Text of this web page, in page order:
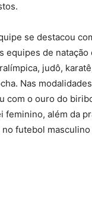
se destacou
equipes de natação
judô,
Nas
com o ouro do
feminino, além da
futebol